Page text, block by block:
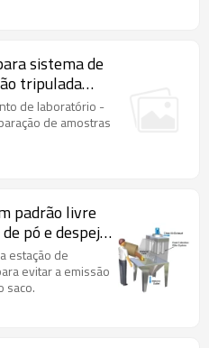
sistema de
tripulada
de pó
de laboratório -
de amostras
padrão livre
pó e despejo
estação de
evitar a emissão
saco.